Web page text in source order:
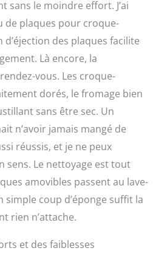
sans le moindre effort. J’ai
de plaques pour croque-
des plaques facilite
Là encore, la
vous. Les croque-
dorés, le fromage bien
sans être sec. Un
n’avoir jamais mangé de
réussis, et je ne peux
sens. Le nettoyage est tout
amovibles passent au lave-
simple coup d’éponge suffit la
rien n’attache.
et des faiblesses